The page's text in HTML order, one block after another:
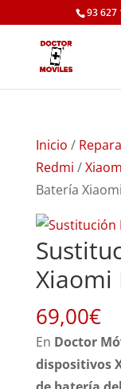
93 627
Inicio /
Redmi /
Batería
Xiaomi
69,00€
En Doctor
dispositivos